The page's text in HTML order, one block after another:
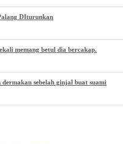
DIturunkan
memang betul dia bercakap.
sebelah ginjal buat suami